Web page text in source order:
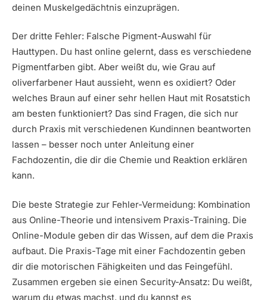
deinen Muskelgedächtnis einzuprägen.
Der dritte Fehler: Falsche Pigment-Auswahl für
Hauttypen. Du hast online gelernt, dass es verschiedene
Pigmentfarben gibt. Aber weißt du, wie Grau auf
oliverfarbener Haut aussieht, wenn es oxidiert? Oder
welches Braun auf einer sehr hellen Haut mit Rosatstich
am besten funktioniert? Das sind Fragen, die sich nur
durch Praxis mit verschiedenen Kundinnen beantworten
lassen – besser noch unter Anleitung einer
Fachdozentin, die dir die Chemie und Reaktion erklären
kann.
Die beste Strategie zur Fehler-Vermeidung: Kombination
aus Online-Theorie und intensivem Praxis-Training. Die
Online-Module geben dir das Wissen, auf dem die Praxis
aufbaut. Die Praxis-Tage mit einer Fachdozentin geben
dir die motorischen Fähigkeiten und das Feingefühl.
Zusammen ergeben sie einen Security-Ansatz: Du weißt,
warum du etwas machst, und du kannst es